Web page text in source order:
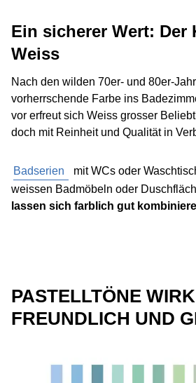
Ein sicherer Wert: Der
Weiss
Nach den wilden 70er- und 80er-
vorherrschende Farbe ins
vor erfreut sich Weiss grosser
doch mit Reinheit und Qualität in
Badserien
mit WCs oder
weissen Badmöbeln oder
lassen sich farblich gut
PASTELLTÖNE
FREUNDLICH UND